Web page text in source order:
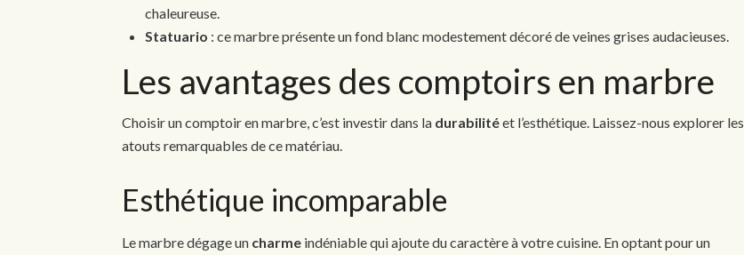
chaleureuse.
Statuario : ce marbre présente un fond blanc modestement décoré de veines grises audacieuses.
Les avantages des comptoirs en marbre
Choisir un comptoir en marbre, c’est investir dans la durabilitéet l’esthétique. Laissez-nous explorer les
atouts remarquables de ce matériau.
Esthétique incomparable
Le marbre dégage un charme indéniable qui ajoute du caractère à votre cuisine. En optant pour un